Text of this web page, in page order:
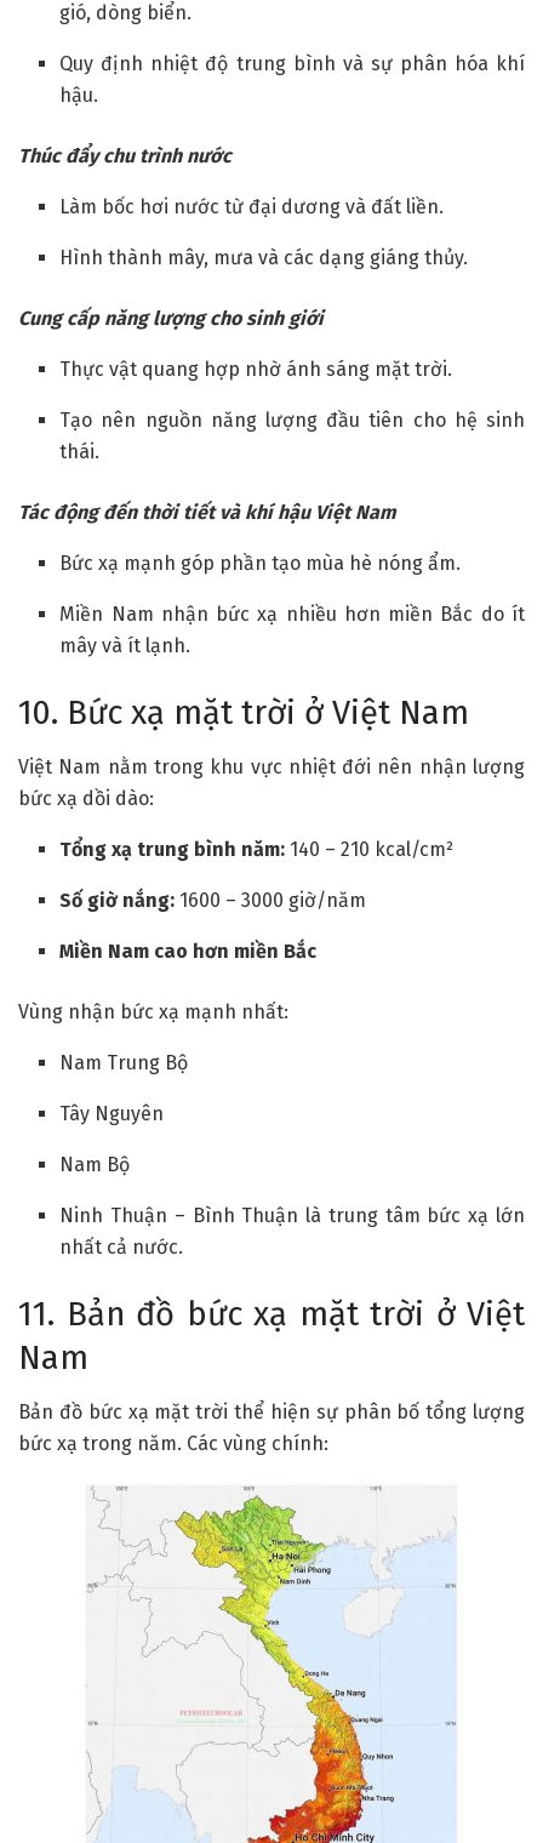
gió, dòng biển.
Quy định nhiệt độ trung bình và sự phân hóa khí
hậu.
Thúc đẩy chu trình nước
Làm bốc hơi nước từ đại dương và đất liền.
Hình thành mây, mưa và các dạng giáng thủy.
Cung cấp năng lượng cho sinh giới
Thực vật quang hợp nhờ ánh sáng mặt trời.
Tạo nên nguồn năng lượng đầu tiên cho hệ sinh
thái.
Tác động đến thời tiết và khí hậu Việt Nam
Bức xạ mạnh góp phần tạo mùa hè nóng ẩm.
Miền Nam nhận bức xạ nhiều hơn miền Bắc do ít
mây và ít lạnh.
10. Bức xạ mặt trời ở Việt Nam
Việt Nam nằm trong khu vực nhiệt đới nên nhận lượng
bức xạ dồi dào:
Tổng xạ trung bình năm: 140 – 210 kcal/cm²
Số giờ nắng: 1600 – 3000 giờ/năm
Miền Nam cao hơn miền Bắc
Vùng nhận bức xạ mạnh nhất:
Nam Trung Bộ
Tây Nguyên
Nam Bộ
Ninh Thuận – Bình Thuận là trung tâm bức xạ lớn
nhất cả nước.
11. Bản đồ bức xạ mặt trời ở Việt
Nam
Bản đồ bức xạ mặt trời thể hiện sự phân bố tổng lượng
bức xạ trong năm. Các vùng chính: